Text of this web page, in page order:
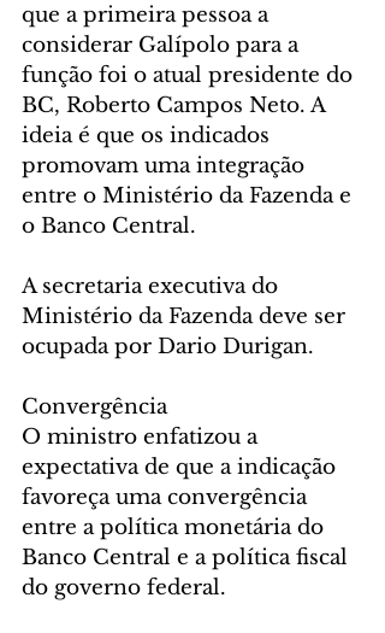
que a primeira pessoa a
considerar Galípolo para a
função foi o atual presidente do
BC, Roberto Campos Neto. A
ideia é que os indicados
promovam uma integração
entre o Ministério da Fazenda e
o Banco Central.
A secretaria executiva do
Ministério da Fazenda deve ser
ocupada por Dario Durigan.
Convergência
O ministro enfatizou a
expectativa de que a indicação
favoreça uma convergência
entre a política monetária do
Banco Central e a política fiscal
do governo federal.